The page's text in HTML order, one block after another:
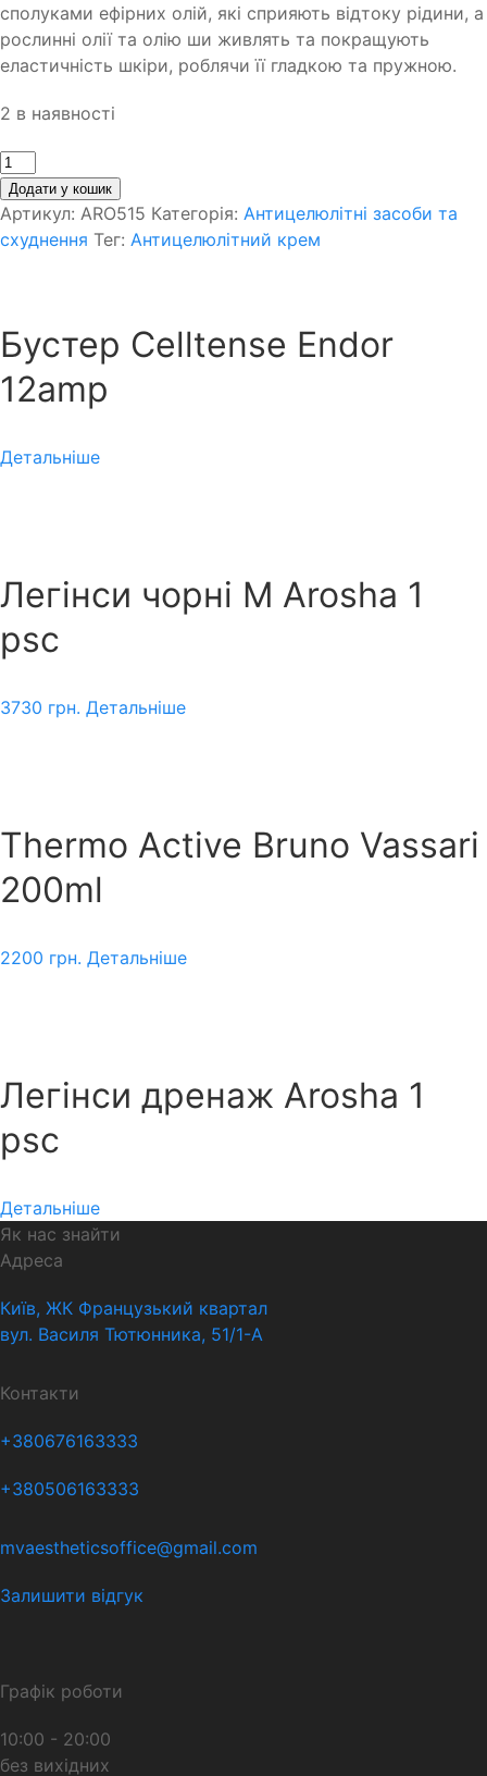
сполуками ефірних олій, які сприяють відтоку рідини, а
рослинні олії та олію ши живлять та покращують
еластичність шкіри, роблячи її гладкою та пружною.
2 в наявності
Кількість
Додати у кошик
Артикул: ARO515 Категорія: Антицелюлітні засоби та
схуднення Тег: Антицелюлітний крем
Бустер Celltense Endor
12amp
Детальніше
Легінси чорні M Arosha 1
psc
3730 грн. Детальніше
Thermo Active Bruno Vassari
200ml
2200 грн. Детальніше
Легінси дренаж Arosha 1
psc
Детальніше
Як нас знайти
Адреса
Київ, ЖК Французький квартал
вул. Василя Тютюнника, 51/1-А
Контакти
+380676163333
+380506163333
mvaestheticsoffice@gmail.com
Залишити відгук
Графік роботи
10:00 - 20:00
без вихідних